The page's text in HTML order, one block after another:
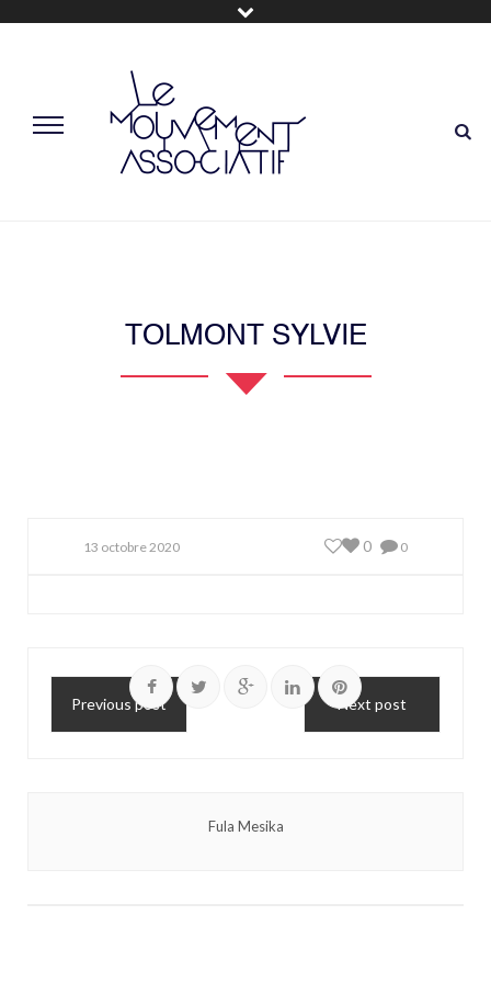
TOLMONT SYLVIE
13 octobre 2020 0
0
Previous post Next post
Fula Mesika